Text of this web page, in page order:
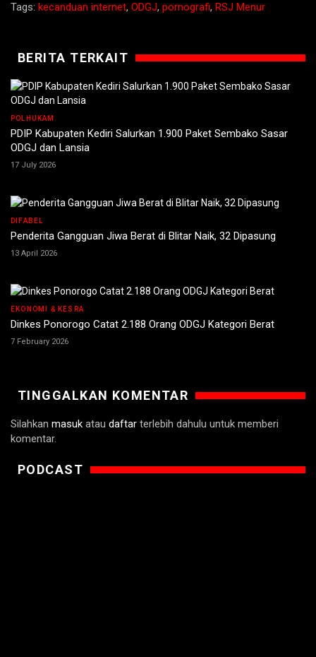
Tags: kecanduan internet, ODGJ, pornografi, RSJ Menur
BERITA TERKAIT
POLHUKAM
PDIP Kabupaten Kediri Salurkan 1.900 Paket Sembako Sasar
ODGJ dan Lansia
17 July 2026
DIFABEL
Penderita Gangguan Jiwa Berat di Blitar Naik, 32 Dipasung
13 April 2026
EKONOMI & KESRA
Dinkes Ponorogo Catat 2.188 Orang ODGJ Kategori Berat
7 February 2026
TINGGALKAN KOMENTAR
Silahkan masuk atau daftar terlebih dahulu untuk memberi
komentar.
PODCAST